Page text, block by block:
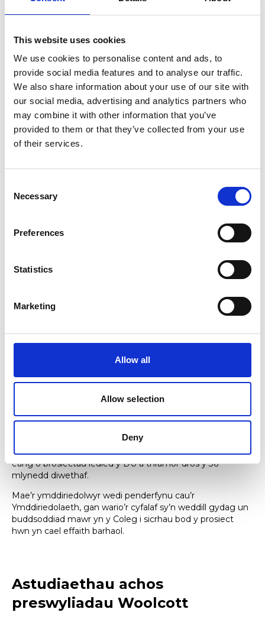
This website uses cookies
We use cookies to personalise content and ads, to
provide social media features and to analyse our traffic.
We also share information about your use of our site with
our social media, advertising and analytics partners who
may combine it with other information that you’ve
provided to them or that they’ve collected from your use
of their services.
Selection
Necessary
Preferences
Statistics
Marketing
Allow all
Allow selection
Deny
blynyddoedd nesaf, gan greu newid hirdymor i’r byd
newydd gyda sefydliadau sy’n cynnwys Theatr Clwyd,
Eglwys Gadeiriol Sant Gwynllyw a Chastell y Gelli.
'Rydym yn awyddus iawn i ddatgan
ein cefnogaeth i’r celfyddydau
perfformio yng Nghymru a’r rhaglen
hon gan CBCDC ac yn edrych ymlaen
David MacFarlane
Gallwch ddarllen rhagor am y preswyliadau
Darganfyddwch fwy
Nodiadau i olygyddion
Mae’r rhaglen hon wedi bod yn bosibl diolch i grant
trawsnewidiol gan Ymddiriedolaeth Elusennol Anthony G.
ymgyrchydd hawliau LGBTQ+, Anthony Woolcott, a fu
farw ym 1986, mae’r Ymddiriedolaeth wedi cefnogi ystod
eang o brosiectau ledled y DU a thramor dros y 36
mlynedd diwethaf.
Mae’r ymddiriedolwyr wedi penderfynu cau’r
Ymddiriedolaeth, gan wario’r cyfalaf sy’n weddill gydag un
buddsoddiad mawr yn y Coleg i sicrhau bod y prosiect
hwn yn cael effaith barhaol.
Astudiaethau achos
preswyliadau Woolcott